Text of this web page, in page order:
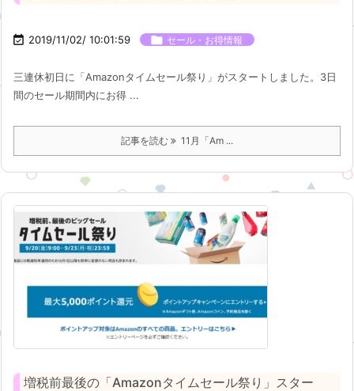
 2019/11/02/ 10:01:59  セール・お得情報
三連休初日に「Amazonタイムセール祭り」がスタートしました。3日
間のセール期間内にお得 ...
記事を読む 11月「Am ...
増税前最後の「Amazonタイムセール祭り」スター